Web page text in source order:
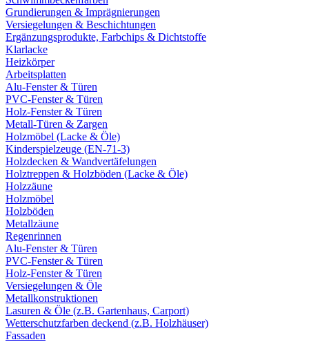
Grundierungen & Imprägnierungen
Versiegelungen & Beschichtungen
Ergänzungsprodukte, Farbchips & Dichtstoffe
Klarlacke
Heizkörper
Arbeitsplatten
Alu-Fenster & Türen
PVC-Fenster & Türen
Holz-Fenster & Türen
Metall-Türen & Zargen
Holzmöbel (Lacke & Öle)
Kinderspielzeuge (EN-71-3)
Holzdecken & Wandvertäfelungen
Holztreppen & Holzböden (Lacke & Öle)
Holzzäune
Holzmöbel
Holzböden
Metallzäune
Regenrinnen
Alu-Fenster & Türen
PVC-Fenster & Türen
Holz-Fenster & Türen
Versiegelungen & Öle
Metallkonstruktionen
Lasuren & Öle (z.B. Gartenhaus, Carport)
Wetterschutzfarben deckend (z.B. Holzhäuser)
Fassaden